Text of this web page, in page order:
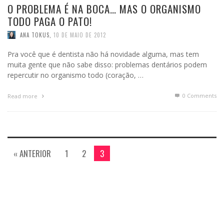
O PROBLEMA É NA BOCA… MAS O ORGANISMO
TODO PAGA O PATO!
ANA TOKUS 10 DE MAIO DE 2012
Pra você que é dentista não há novidade alguma, mas tem
muita gente que não sabe disso: problemas dentários podem
repercutir no organismo todo (coração, …
Read more 0 Comments
« ANTERIOR 1 2 3